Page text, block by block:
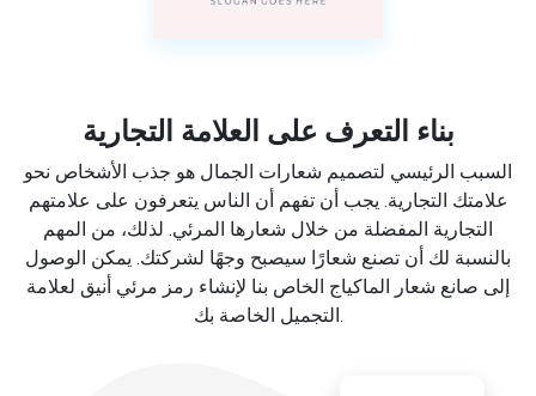
بناء التعرف على العلامة التجارية
السبب الرئيسي لتصميم شعارات الجمال هو جذب الأشخاص نحو
علامتك التجارية. يجب أن تفهم أن الناس يتعرفون على علامتهم
التجارية المفضلة من خلال شعارها المرئي. لذلك، من المهم
بالنسبة لك أن تصنع شعارًا سيصبح وجهًا لشركتك. يمكن الوصول
إلى صانع شعار الماكياج الخاص بنا لإنشاء رمز مرئي أنيق لعلامة
التجميل الخاصة بك.